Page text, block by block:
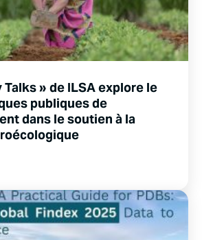
» de ILSA explore le
publiques de
dans le soutien à la